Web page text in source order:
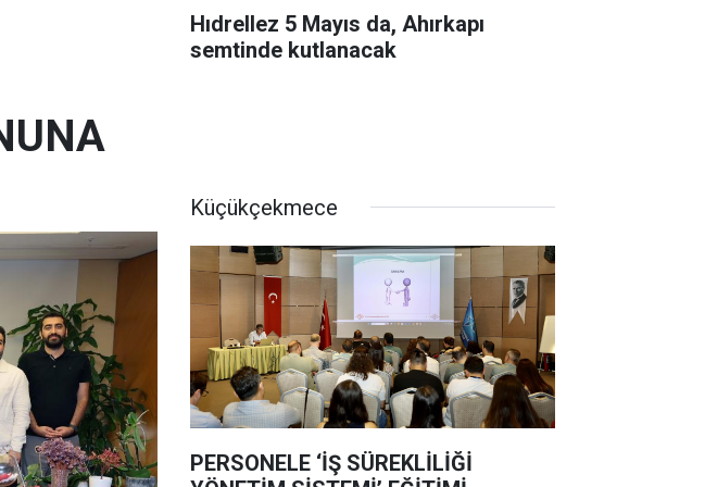
Hıdrellez 5 Mayıs da, Ahırkapı
semtinde kutlanacak
Küçükçekmece
PERSONELE ‘İŞ SÜREKLİLİĞİ